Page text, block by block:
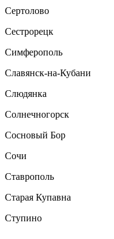
Сертолово
Сестрорецк
Симферополь
Славянск-на-Кубани
Слюдянка
Солнечногорск
Сосновый Бор
Сочи
Ставрополь
Старая Купавна
Ступино